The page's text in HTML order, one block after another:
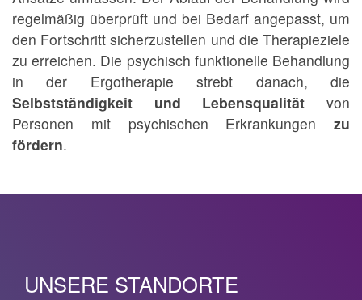
regelmäßig überprüft und bei Bedarf angepasst, um
den Fortschritt sicherzustellen und die Therapieziele
zu erreichen. Die psychisch funktionelle Behandlung
in der Ergotherapie strebt danach, die
Selbstständigkeit und Lebensqualität von
Personen mit psychischen Erkrankungen zu
fördern.
UNSERE STANDORTE